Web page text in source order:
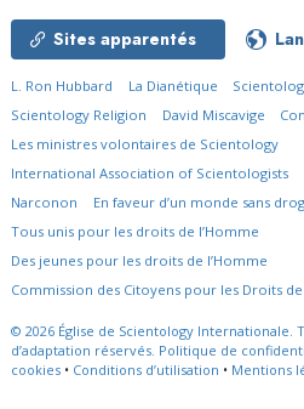
Sites apparentés
L. Ron Hubbard La Dianétique
Scientology Religion
David Miscavige
Les ministres volontaires de Scientology
International Association of Scientologists
Narconon
En faveur d’un monde sans
Tous unis pour les droits de l’Homme
Des jeunes pour les droits de l’Homme
Commission des Citoyens pour les Droits de
© 2026 Église de Scientology Internationale.
d’adaptation réservés. Politique de
cookies • Conditions d’utilisation • Mentions